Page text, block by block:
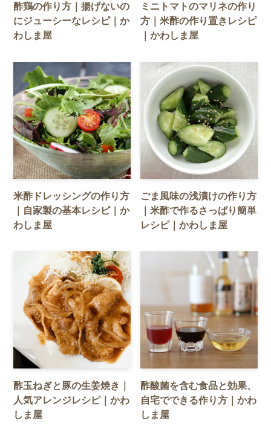
酢鶏の作り方｜揚げないの
にジューシーなレシピ｜か
わしま屋
ミニトマトのマリネの作り
方｜米酢の作り置きレシピ
｜かわしま屋
米酢ドレッシングの作り方
｜自家製の基本レシピ｜か
わしま屋
ごま風味の浅漬けの作り方
｜米酢で作るさっぱり簡単
レシピ｜かわしま屋
酢玉ねぎと豚の生姜焼き｜
人気アレンジレシピ｜かわ
しま屋
酢酸菌を含む食品と効果、
自宅でできる作り方｜かわ
しま屋